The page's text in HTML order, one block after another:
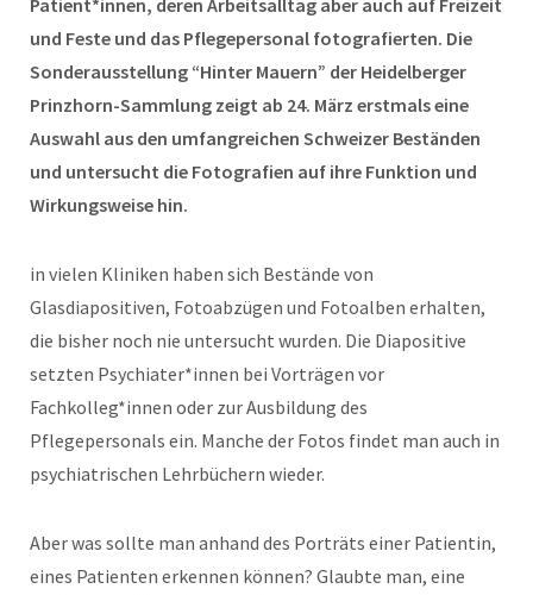
und Feste und das Pflegepersonal fotografierten. Die
Sonderausstellung “Hinter Mauern” der Heidelberger
Prinzhorn-Sammlung zeigt ab 24. März erstmals eine
Auswahl aus den umfangreichen Schweizer Beständen
und untersucht die Fotografien auf ihre Funktion und
Wirkungsweise hin.
in vielen Kliniken haben sich Bestände von
Glasdiapositiven, Fotoabzügen und Fotoalben erhalten,
die bisher noch nie untersucht wurden. Die Diapositive
setzten Psychiater*innen bei Vorträgen vor
Fachkolleg*innen oder zur Ausbildung des
Pflegepersonals ein. Manche der Fotos findet man auch in
psychiatrischen Lehrbüchern wieder.
Aber was sollte man anhand des Porträts einer Patientin,
eines Patienten erkennen können? Glaubte man, eine